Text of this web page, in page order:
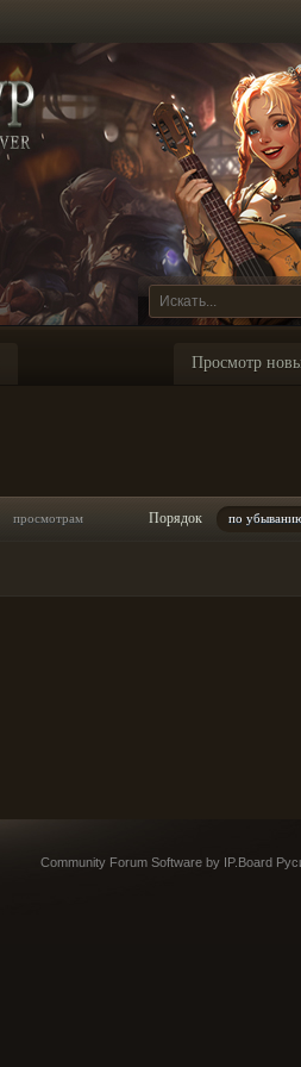
Просмотр
просмотрам Порядок по
Community Forum Software by IP.Board